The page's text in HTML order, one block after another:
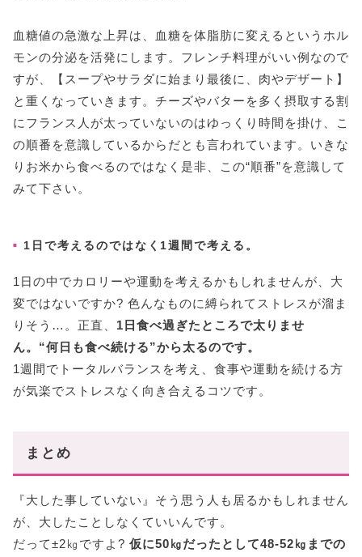
血糖値の急激な上昇は、血糖を体脂肪に変えるというホル
モンの分泌を活発にします。フレンチ料理がいい例なので
すが、【スープやサラダに始まり最後に、肉やデザート】
と重くなっていきます。チーズやバターを多く摂取する割
にフランス人が太っていないのはゆっくり時間を掛け、こ
の順番を意識しているからだとも言われています。いきな
りお米から食べるのではなく是非、この“順番”を意識して
みて下さい。
1日で考えるのではなく1週間で考える。
1日の中でカロリーや運動を考えるかもしれませんが、大
変ではないですか? 色んなものに縛られてストレスが溜ま
りそう…。正直、 1日食べ過ぎたところで太りませ
ん。“何日も食べ続ける”から太るのです。
1週間でトータルバランスを考え、食事や運動を続ける方
が気楽でストレスなく向き合えるコツです。
まとめ
『大した事していない』そう思う人も居るかもしれません
が、大したことしなくていいんです。
だって±2㎏ですよ? 仮に50㎏だったとして48-52㎏までの